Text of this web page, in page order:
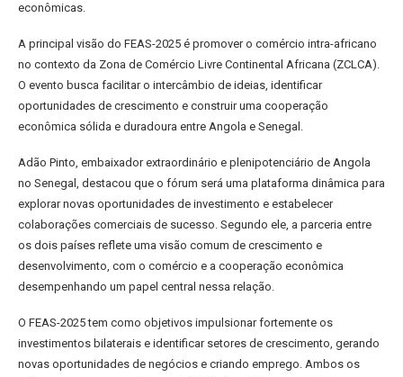
econômicas.
A principal visão do FEAS-2025 é promover o comércio intra-africano
no contexto da Zona de Comércio Livre Continental Africana (ZCLCA).
O evento busca facilitar o intercâmbio de ideias, identificar
oportunidades de crescimento e construir uma cooperação
econômica sólida e duradoura entre Angola e Senegal.
Adão Pinto, embaixador extraordinário e plenipotenciário de Angola
no Senegal, destacou que o fórum será uma plataforma dinâmica para
explorar novas oportunidades de investimento e estabelecer
colaborações comerciais de sucesso. Segundo ele, a parceria entre
os dois países reflete uma visão comum de crescimento e
desenvolvimento, com o comércio e a cooperação econômica
desempenhando um papel central nessa relação.
O FEAS-2025 tem como objetivos impulsionar fortemente os
investimentos bilaterais e identificar setores de crescimento, gerando
novas oportunidades de negócios e criando emprego. Ambos os